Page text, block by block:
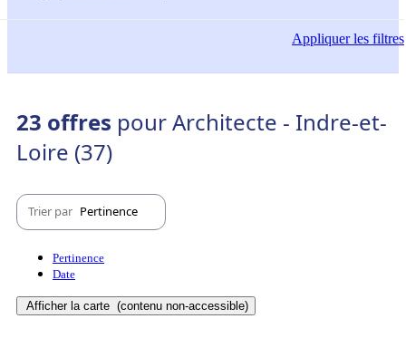
Appliquerles filtres
23 offres pour Architecte - Indre-et-
Loire (37)
Trier par Pertinence
Pertinence
Date
Afficher la carte (contenu non-accessible)